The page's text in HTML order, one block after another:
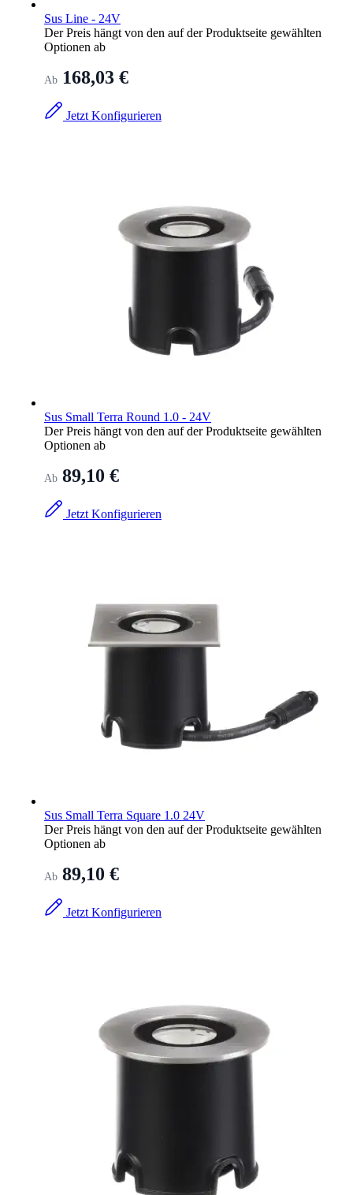
Sus Line - 24V
Der Preis hängt von den auf der Produktseite gewählten
Optionen ab
Ab 168,03 €
Jetzt Konfigurieren
Sus Small Terra Round 1.0 - 24V
Der Preis hängt von den auf der Produktseite gewählten
Optionen ab
Ab 89,10 €
Jetzt Konfigurieren
Sus Small Terra Square 1.0 24V
Der Preis hängt von den auf der Produktseite gewählten
Optionen ab
Ab 89,10 €
Jetzt Konfigurieren